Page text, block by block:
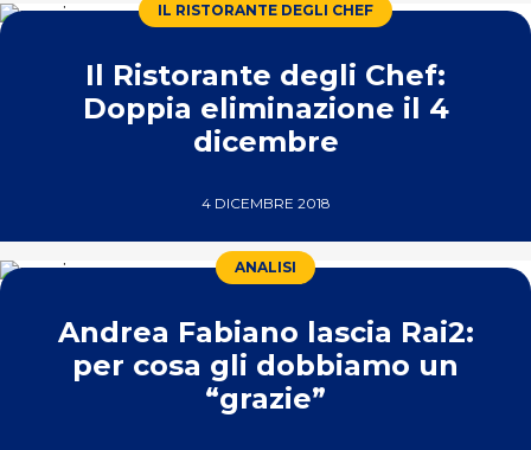
IL RISTORANTE DEGLI CHEF
Il Ristorante degli Chef:
Doppia eliminazione il 4
dicembre
4 DICEMBRE 2018
ANALISI
Andrea Fabiano lascia Rai2:
per cosa gli dobbiamo un
“grazie”